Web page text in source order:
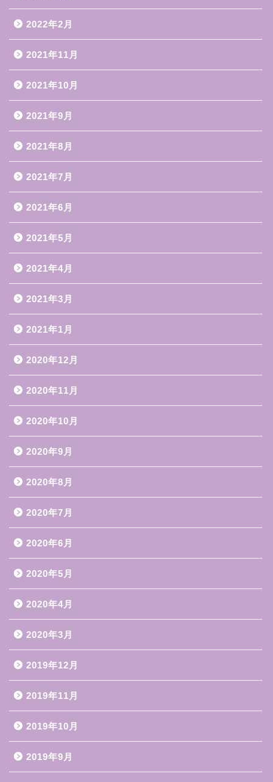
2022年2月
2021年11月
2021年10月
2021年9月
2021年8月
2021年7月
2021年6月
2021年5月
2021年4月
2021年3月
2021年1月
2020年12月
2020年11月
2020年10月
2020年9月
2020年8月
2020年7月
2020年6月
2020年5月
2020年4月
2020年3月
2019年12月
2019年11月
2019年10月
2019年9月